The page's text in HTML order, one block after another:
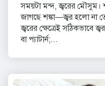
সময়টা মন্দ, জ্বরের
জাগছে শঙ্কা—জ্বর হলো না
জ্বরের ক্ষেত্রেই সঠিকভাবে
বা প্যাটার্ন;...